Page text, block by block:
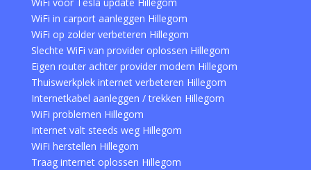
WiFi in carport aanleggen Hillegom
WiFi op zolder verbeteren Hillegom
Slechte WiFi van provider oplossen Hillegom
Eigen router achter provider modem Hillegom
Thuiswerkplek internet verbeteren Hillegom
Internetkabel aanleggen / trekken Hillegom
WiFi problemen Hillegom
Internet valt steeds weg Hillegom
WiFi herstellen Hillegom
Traag internet oplossen Hillegom